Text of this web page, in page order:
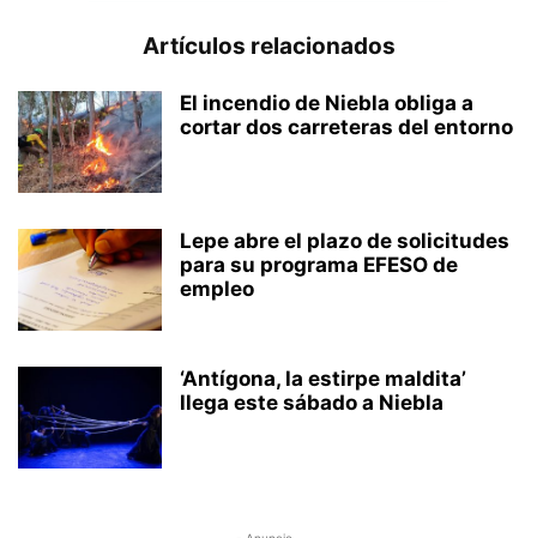
Artículos relacionados
El incendio de Niebla obliga a
cortar dos carreteras del entorno
Lepe abre el plazo de solicitudes
para su programa EFESO de
empleo
‘Antígona, la estirpe maldita’
llega este sábado a Niebla